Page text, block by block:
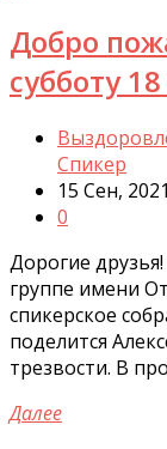
Добро
субботу
Спикер
15 Сен, 2021
0
Дорогие друзья!
группе имени
спикерское
поделится
трезвости. В
Далее